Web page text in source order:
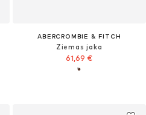
ABERCROMBIE & FITCH
Ziemas jaka
61,69 €